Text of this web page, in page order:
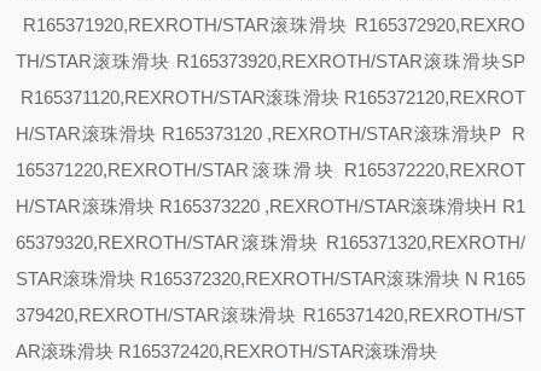
R165371920,REXROTH/STAR滚珠滑块 R165372920,REXRO
TH/STAR滚珠滑块 R165373920,REXROTH/STAR滚珠滑块SP
R165371120,REXROTH/STAR滚珠滑块 R165372120,REXROT
H/STAR滚珠滑块 R165373120 ,REXROTH/STAR滚珠滑块P R
165371220,REXROTH/STAR滚珠滑块 R165372220,REXROT
H/STAR滚珠滑块 R165373220 ,REXROTH/STAR滚珠滑块H R1
65379320,REXROTH/STAR滚珠滑块 R165371320,REXROTH/
STAR滚珠滑块 R165372320,REXROTH/STAR滚珠滑块 N R165
379420,REXROTH/STAR滚珠滑块 R165371420,REXROTH/ST
AR滚珠滑块 R165372420,REXROTH/STAR滚珠滑块